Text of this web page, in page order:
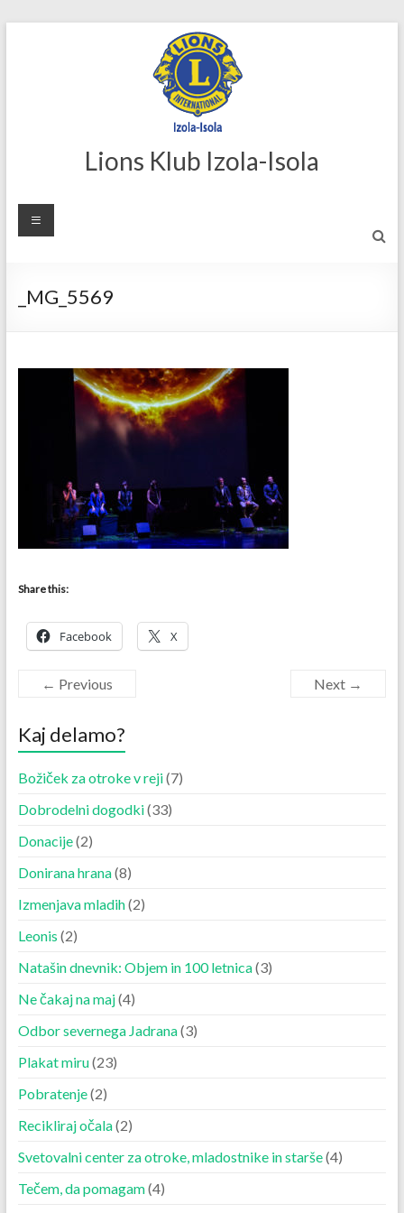
Lions Klub Izola-Isola
_MG_5569
Share this:
Facebook X
← Previous Next →
Kaj delamo?
Božiček za otroke v reji(7)
Dobrodelni dogodki(33)
Donacije(2)
Donirana hrana(8)
Izmenjava mladih(2)
Leonis (2)
Natašin dnevnik: Objem in 100 letnica(3)
Ne čakaj na maj(4)
Odbor severnega Jadrana(3)
Plakat miru(23)
Pobratenje(2)
Recikliraj očala(2)
Svetovalni center za otroke, mladostnike in starše(4)
Tečem, da pomagam(4)